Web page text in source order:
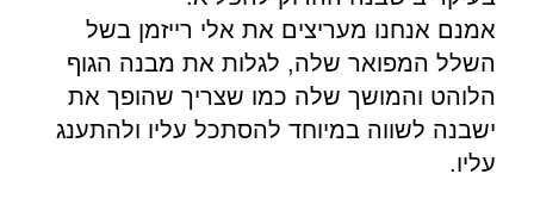
אמנם אנחנו מעריצים את אלי רייזמן בשל
השלל המפואר שלה, לגלות את מבנה הגוף
הלוהט והמושך שלה כמו שצריך שהופך את
ישבנה לשווה במיוחד להסתכל עליו ולהתענג
עליו.